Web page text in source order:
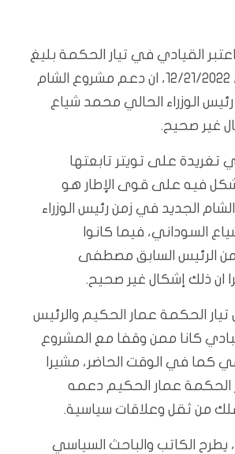
القيادي في تيار الحكمة بليغ
أبو كلل، الأربعاء 12/21/2022، ان دعم مشروع الشام
الوزراء الحالي محمد شياع
غير صحيح.
تغريدة على تويتر تابعتها
يُشكل فيه على قوى الإطار هو
الجديد في زمن رئيس الوزراء
السوداني، فيما كانوا
الرئيس السابق مصطفى
ان ذلك إشكال غير صحيح.
الحكمة عمار الحكيم والرئيس
كانا ممن وقفا مع المشروع
كما في الوقت الحاضر، مشيرا
الحكمة عمار الحكيم دعمه
من ثقل وعلاقات سياسية.
يطرح الكاتب والباحث السياسي